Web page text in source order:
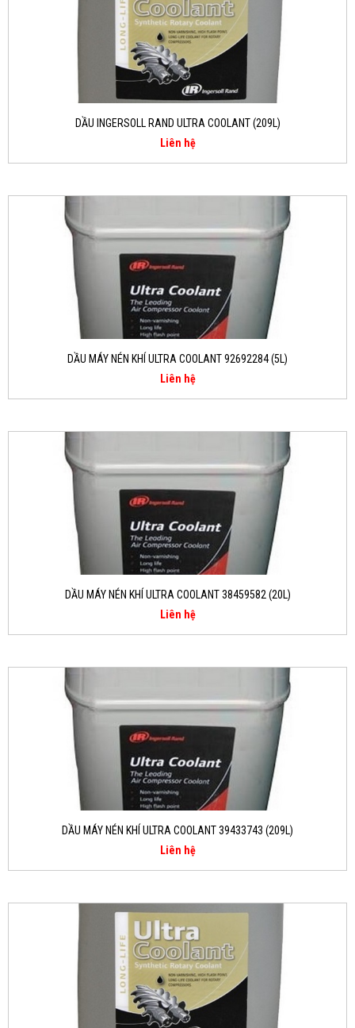
DẦU INGERSOLL RAND ULTRA COOLANT (209L)
Liên hệ
DẦU MÁY NÉN KHÍ ULTRA COOLANT 92692284 (5L)
Liên hệ
DẦU MÁY NÉN KHÍ ULTRA COOLANT 38459582 (20L)
Liên hệ
DẦU MÁY NÉN KHÍ ULTRA COOLANT 39433743 (209L)
Liên hệ